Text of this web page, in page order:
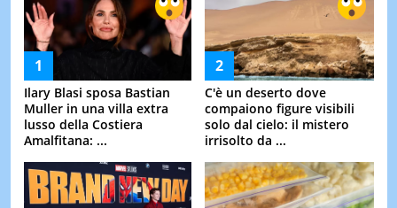
Ilary Blasi sposa Bastian
Muller in una villa extra
lusso della Costiera
Amalfitana: ...
C'è un deserto dove
compaiono figure visibili
solo dal cielo: il mistero
irrisolto da ...